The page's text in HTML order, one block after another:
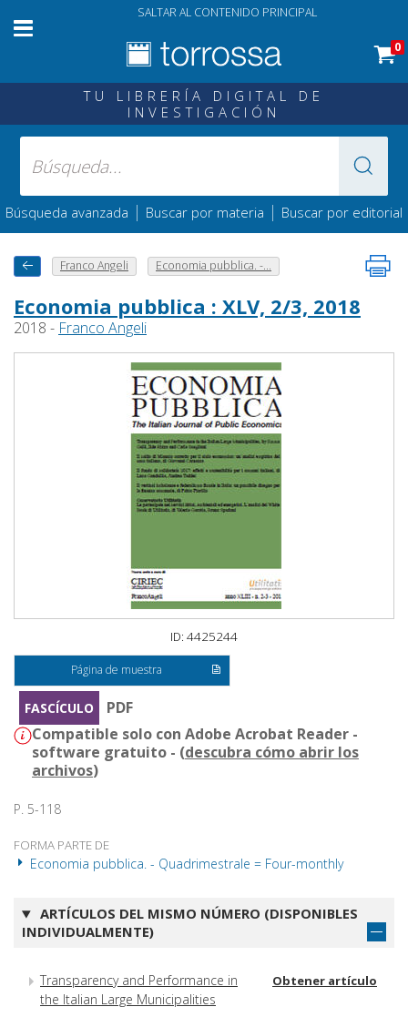
SALTAR AL CONTENIDO PRINCIPAL
0
TU LIBRERÍA DIGITAL DE
INVESTIGACIÓN
Búsqueda avanzada | Buscar por materia | Buscar por editorial
Franco Angeli Economia pubblica. -...
Economia pubblica : XLV, 2/3, 2018
2018 - Franco Angeli
ID: 4425244
Página de muestra
FASCÍCULO
PDF
Compatible solo con Adobe Acrobat Reader -
software gratuito - (descubra cómo abrir los
archivos)
P. 5-118
FORMA PARTE DE
Economia pubblica. - Quadrimestrale = Four-monthly
ARTÍCULOS DEL MISMO NÚMERO (DISPONIBLES
INDIVIDUALMENTE)
Transparency and Performance in
the Italian Large Municipalities
Obtener artículo